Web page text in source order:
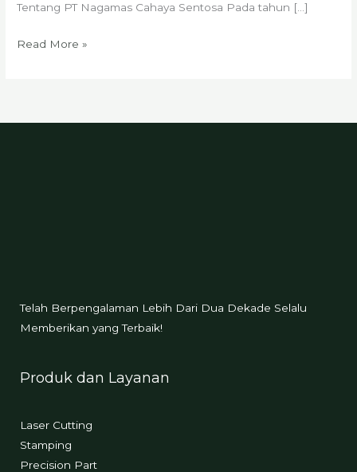
Tentang PT Nagamas Cahaya Sentosa Pada tahun […]
Read More »
Telah Berpengalaman Lebih Dari Dua Dekade Selalu
Memberikan yang Terbaik!
Produk dan Layanan
Laser Cutting
Stamping
Precision Part